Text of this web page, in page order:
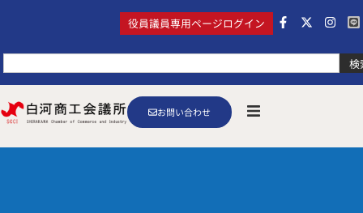
検
役員議員専用ページログイン
お問い合わせ